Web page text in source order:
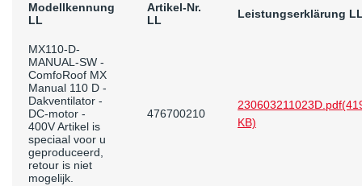
Modellkennung
LL
Artikel-Nr.
LL
Leistungserklärung
MX110-D-
MANUAL-SW -
ComfoRoof MX
Manual 110 D -
Dakventilator -
DC-motor -
400V Artikel is
speciaal voor u
geproduceerd,
retour is niet
mogelijk.
476700210
230603211023D.pdf
KB)